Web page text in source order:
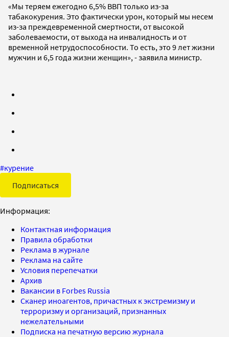
«Мы теряем ежегодно 6,5% ВВП только из-за
табакокурения. Это фактически урон, который мы несем
из-за преждевременной смертности, от высокой
заболеваемости, от выхода на инвалидность и от
временной нетрудоспособности. То есть, это 9 лет жизни
мужчин и 6,5 года жизни женщин», - заявила министр.
#курение
Подписаться
Информация:
Контактная информация
Правила обработки
Реклама в журнале
Реклама на сайте
Условия перепечатки
Архив
Вакансии в Forbes Russia
Сканер иноагентов, причастных к экстремизму и
терроризму и организаций, признанных
нежелательными
Подписка на печатную версию журнала